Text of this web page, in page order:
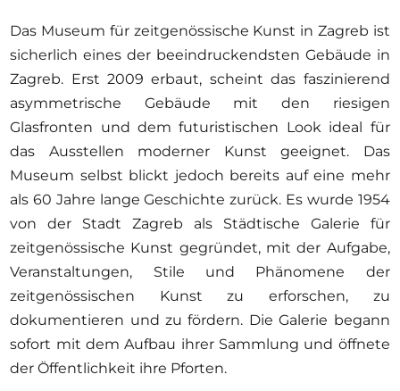
Mitglied werden
Künstler:innen
Über uns
Spenden
Partners
Help
Kontakt
Das Museum für zeitgenössische Kunst in Zagreb ist
sicherlich eines der beeindruckendsten Gebäude in
Zagreb. Erst 2009 erbaut, scheint das faszinierend
asymmetrische Gebäude mit den riesigen
Glasfronten und dem futuristischen Look ideal für
das Ausstellen moderner Kunst geeignet. Das
Museum selbst blickt jedoch bereits auf eine mehr
als 60 Jahre lange Geschichte zurück. Es wurde 1954
von der Stadt Zagreb als Städtische Galerie für
zeitgenössische Kunst gegründet, mit der Aufgabe,
Veranstaltungen, Stile und Phänomene der
zeitgenössischen Kunst zu erforschen, zu
dokumentieren und zu fördern. Die Galerie begann
sofort mit dem Aufbau ihrer Sammlung und öffnete
der Öffentlichkeit ihre Pforten.